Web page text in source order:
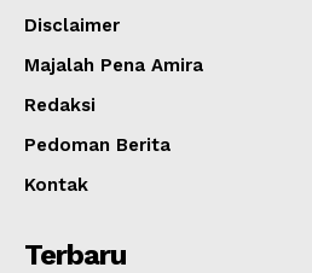
Disclaimer
Majalah Pena Amira
Redaksi
Pedoman Berita
Kontak
Terbaru